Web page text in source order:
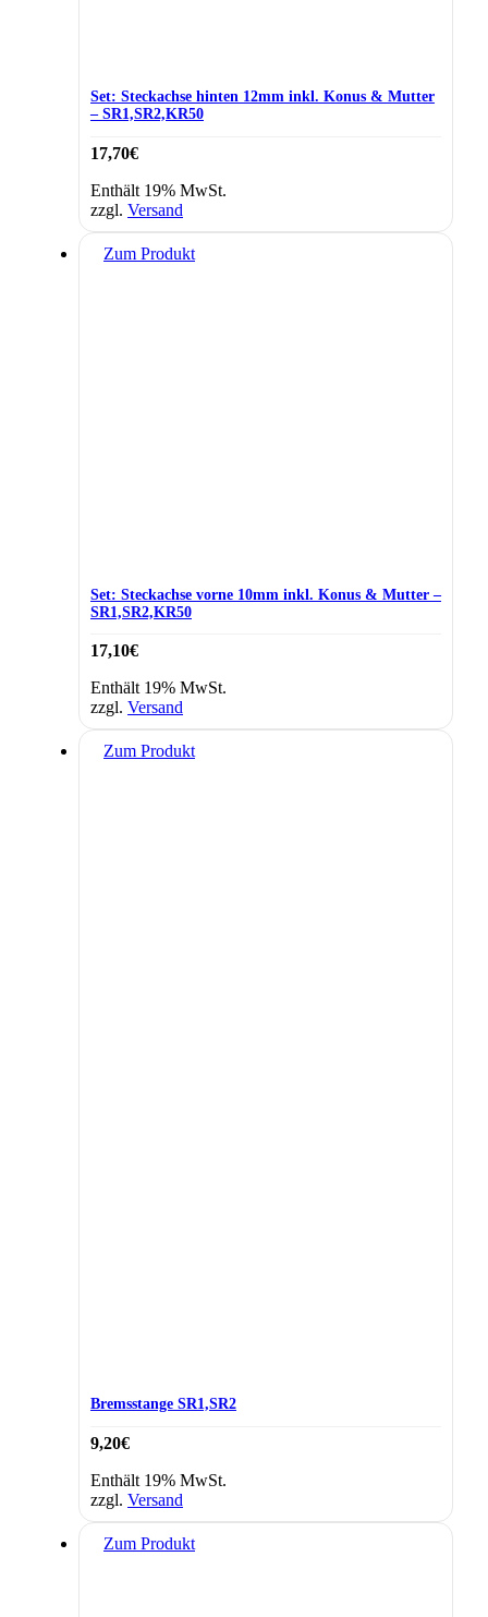
Set: Steckachse hinten 12mm inkl. Konus & Mutter
– SR1,SR2,KR50
17,70€
Enthält 19% MwSt.
zzgl. Versand
Zum Produkt
Set: Steckachse vorne 10mm inkl. Konus & Mutter –
SR1,SR2,KR50
17,10€
Enthält 19% MwSt.
zzgl. Versand
Zum Produkt
Bremsstange SR1,SR2
9,20€
Enthält 19% MwSt.
zzgl. Versand
Zum Produkt